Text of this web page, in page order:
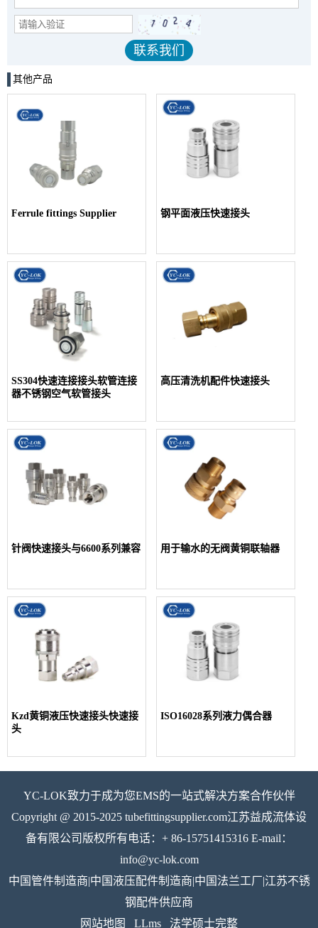
其他产品
Ferrule fittings Supplier 钢平面液压快速接头
SS304快速连接接头软管连接
器不锈钢空气软管接头
高压清洗机配件快速接头
针阀快速接头与6600系列兼容 用于输水的无阀黄铜联轴器
Kzd黄铜液压快速接头快速接
头
ISO16028系列液力偶合器
YC-LOK致力于成为您EMS的一站式解决方案合作伙伴
Copyright @ 2015-2025 tubefittingsupplier.com江苏益成流体设
备有限公司版权所有电话：+ 86-15751415316 E-mail：
info@yc-lok.com
中国管件制造商|中国液压配件制造商|中国法兰工厂|江苏不锈
钢配件供应商
网站地图
LLms 法学硕士完整